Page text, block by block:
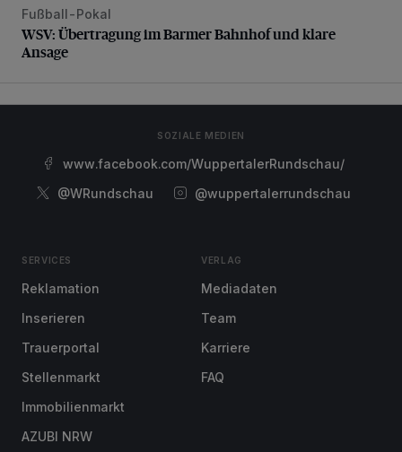
WSV: Übertragung im Barmer Bahnhof und klare Ansage
Fußball-Pokal
WSV: Übertragung im Barmer Bahnhof und klare
Ansage
SOZIALE MEDIEN
www.facebook.com/WuppertalerRundschau/
@WRundschau
@wuppertalerrundschau
SERVICES
Reklamation
Inserieren
Trauerportal
Stellenmarkt
Immobilienmarkt
AZUBI NRW
VERLAG
Mediadaten
Team
Karriere
FAQ